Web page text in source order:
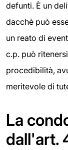
defunti. È un
dacchè può
un reato di
c.p. può
procedibilità,
meritevole di
La
dall'art.